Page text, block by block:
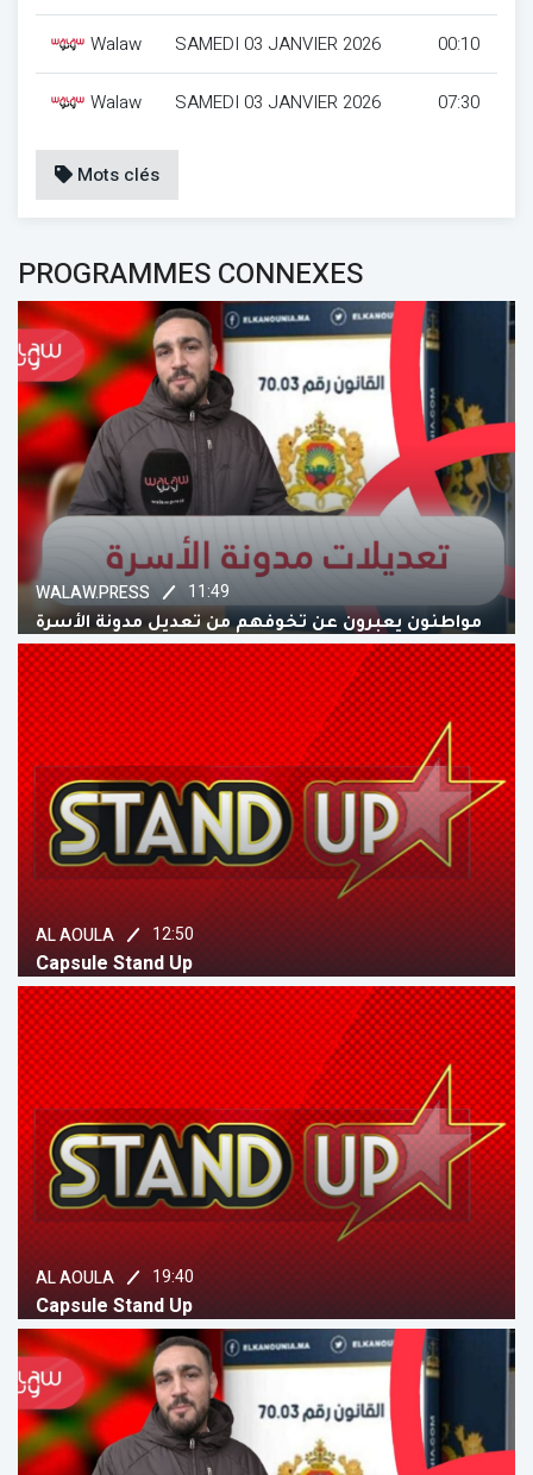
Walaw SAMEDI 03 JANVIER 2026 00:10
Walaw SAMEDI 03 JANVIER 2026 07:30
Mots clés
PROGRAMMES CONNEXES
WALAW.PRESS 11:49
مواطنون يعبرون عن تخوفهم من تعديل مدونة الأسرة
AL AOULA 12:50
Capsule Stand Up
AL AOULA 19:40
Capsule Stand Up